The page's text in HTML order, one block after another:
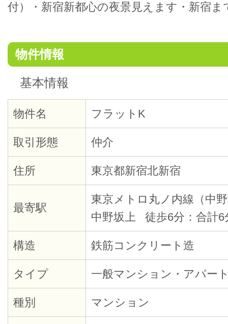
付）・新宿新都心の夜景見えます・新宿ま
物件情報
基本情報
物件名 フラットK
取引形態 仲介
住所 東京都新宿北新宿
最寄駅
東京メトロ丸ノ内線（中
中野坂上 徒歩6分：合計6
構造 鉄筋コンクリート造
タイプ 一般マンション・アパー
種別 マンション